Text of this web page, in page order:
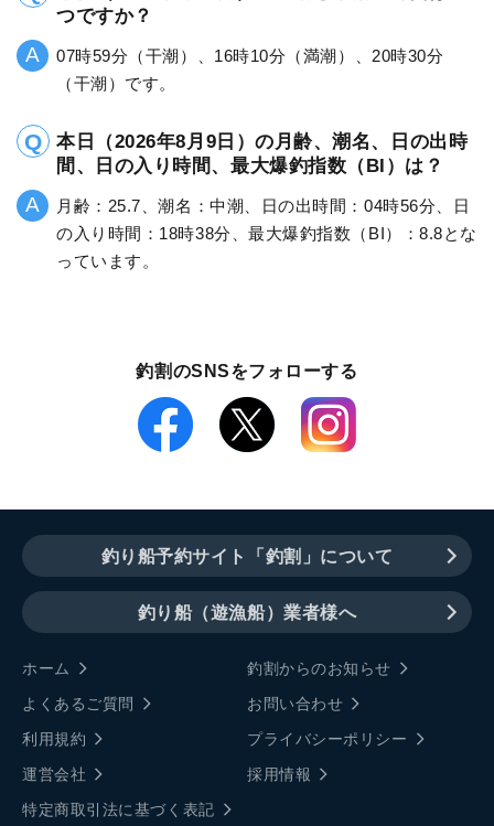
つですか？
07時59分（干潮）、16時10分（満潮）、20時30分
（干潮）です。
本日（2026年8月9日）の月齢、潮名、日の出時
間、日の入り時間、最大爆釣指数（BI）は？
月齢：25.7、潮名：中潮、日の出時間：04時56分、日
の入り時間：18時38分、最大爆釣指数（BI）：8.8とな
っています。
釣割のSNSをフォローする
釣り船予約サイト「釣割」について
釣り船（遊漁船）業者様へ
ホーム
釣割からのお知らせ
よくあるご質問
お問い合わせ
利用規約
プライバシーポリシー
運営会社
採用情報
特定商取引法に基づく表記